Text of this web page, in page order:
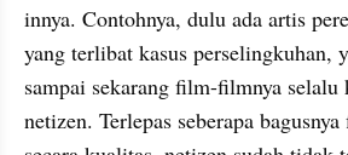
innya. Contohnya, dulu ada artis
yang terlibat kasus perselingkuhan,
sampai sekarang film-filmnya selalu
netizen. Terlepas seberapa